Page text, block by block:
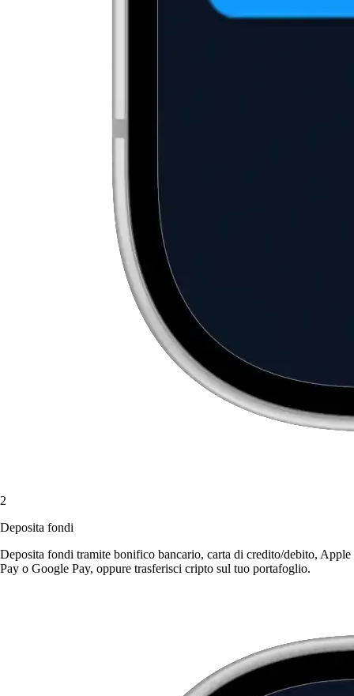
2
Deposita fondi
Deposita fondi tramite bonifico bancario, carta di credito/debito, Apple
Pay o Google Pay, oppure trasferisci cripto sul tuo portafoglio.